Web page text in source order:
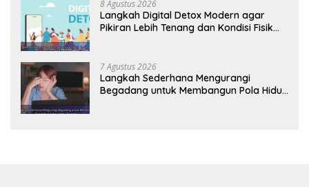
8 Agustus 2026
Langkah Digital Detox Modern agar
Pikiran Lebih Tenang dan Kondisi Fisik
7 Agustus 2026
Langkah Sederhana Mengurangi
Begadang untuk Membangun Pola Hidup